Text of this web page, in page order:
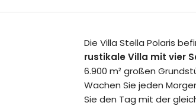
Die Villa Stella Polaris
rustikale Villa mit vier
6.900 m² großen
Wachen Sie jeden
Sie den Tag mit der